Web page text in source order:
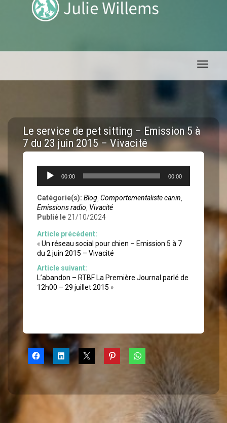
Toggle
Le service de pet sitting – Emission 5 à
7 du 23 juin 2015 – Vivacité
Lecteur
audio
00:00 00:00
Catégorie(s): Blog Comportementaliste canin
Emissions radio Vivacité
Publié le 21/10/2024
Article précédent:
«Un réseau social pour chien – Emission 5 à 7
du 2 juin 2015 – Vivacité
Article suivant:
L’abandon – RTBF La Première Journal parlé de
12h00 – 29 juillet 2015 »